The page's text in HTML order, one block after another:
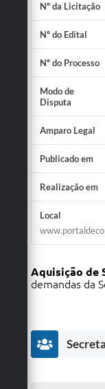
Nº da Licitação
Nº do Edital
Nº do Processo
Modo de
Disputa
Amparo Legal
Publicado em
Realização em
Local
Aquisição de
demandas da